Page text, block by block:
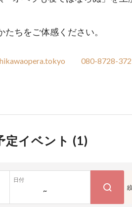
ちをご体感ください。
080-8728-
定イベント (1)
日付
~